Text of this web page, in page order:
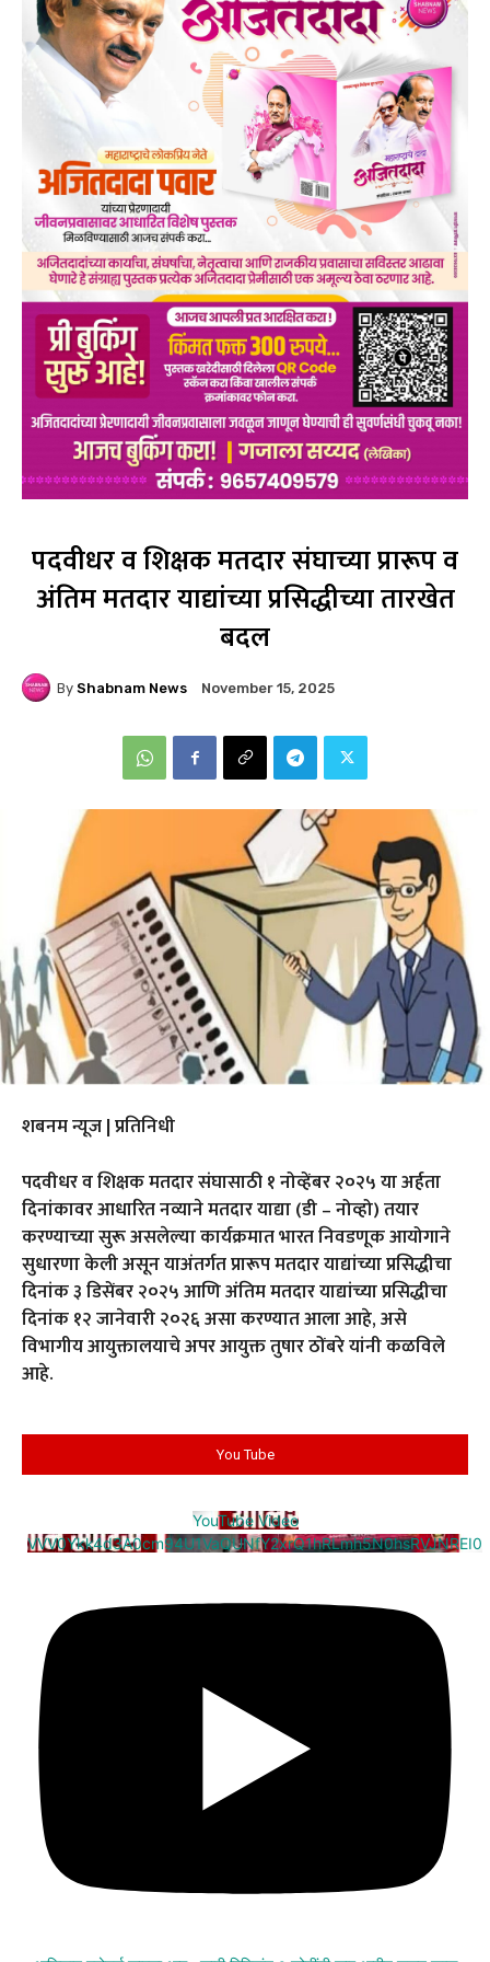
पदवीधर व शिक्षक मतदार संघाच्या प्रारूप व
अंतिम मतदार याद्यांच्या प्रसिद्धीच्या तारखेत
बदल
By Shabnam News November 15, 2025
शबनम न्यूज | प्रतिनिधी
पदवीधर व शिक्षक मतदार संघासाठी १ नोव्हेंबर २०२५ या अर्हता
दिनांकावर आधारित नव्याने मतदार याद्या (डी – नोव्हो) तयार
करण्याच्या सुरू असलेल्या कार्यक्रमात भारत निवडणूक आयोगाने
सुधारणा केली असून याअंतर्गत प्रारूप मतदार याद्यांच्या प्रसिद्धीचा
दिनांक ३ डिसेंबर २०२५ आणि अंतिम मतदार याद्यांच्या प्रसिद्धीचा
दिनांक १२ जानेवारी २०२६ असा करण्यात आला आहे, असे
विभागीय आयुक्तालयाचे अपर आयुक्त तुषार ठोंबरे यांनी कळविले
आहे.
You Tube
YouTube Video
VVV0Ykk4d3A0cm94U1VaQUNfY2xrQ1hRLmh5N0hsRVJNREI0